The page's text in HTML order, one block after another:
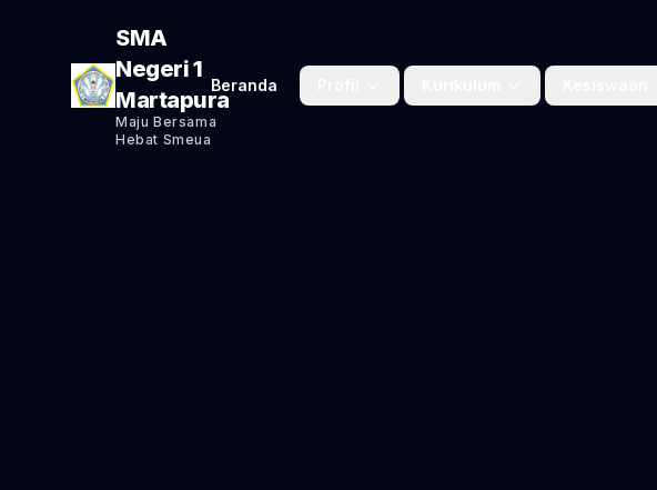
SMA
Negeri 1
Martapura
Maju Bersama
Hebat Smeua
Beranda